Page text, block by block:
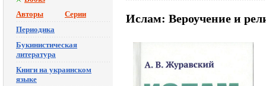
Авторы
Серии
Периодика
Букинистическая
литература
Книги на украинском
языке
Ислам: Вероучение и